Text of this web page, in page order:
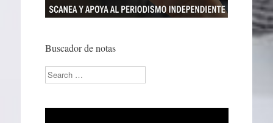
Buscador de notas
Search